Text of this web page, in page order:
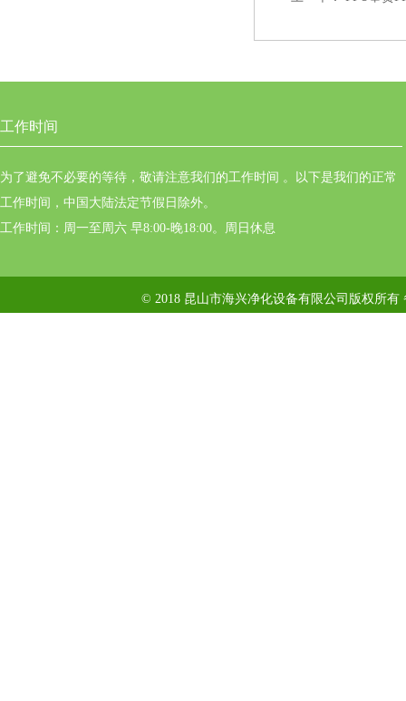
工作时间
为了避免不必要的等待，敬请注意我们的工作时间 。以下是我们的正常
工作时间，中国大陆法定节假日除外。
工作时间：周一至周六 早8:00-晚18:00。周日休息
© 2018 昆山市海兴净化设备有限公司版权所有